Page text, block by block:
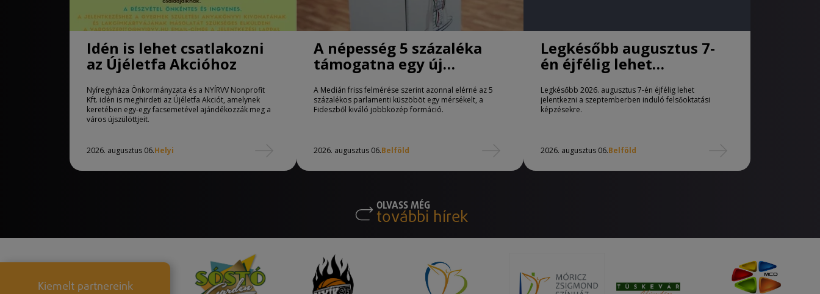
Idén is lehet csatlakozni
az Újéletfa Akcióhoz
Nyíregyháza Önkormányzata és a NYÍRVV Nonprofit
Kft. idén is meghirdeti az Újéletfa Akciót, amelynek
keretében egy-egy facsemetével ajándékozzák meg a
város újszülöttjeit.
2026. augusztus 06.Helyi
A népesség 5 százaléka
támogatna egy új
jobbközép pártot
A Medián friss felmérése szerint azonnal elérné az 5
százalékos parlamenti küszöböt egy mérsékelt, a
Fideszből kiváló jobbközép formáció.
2026. augusztus 06.Belföld
Legkésőbb augusztus 7-
én éjfélig lehet
jelentkezni a pótfelvételi
eljárásban
Legkésőbb 2026. augusztus 7-én éjfélig lehet
jelentkezni a szeptemberben induló felsőoktatási
képzésekre.
2026. augusztus 06.Belföld
OLVASS MÉG
további hírek
Kiemelt partnereink